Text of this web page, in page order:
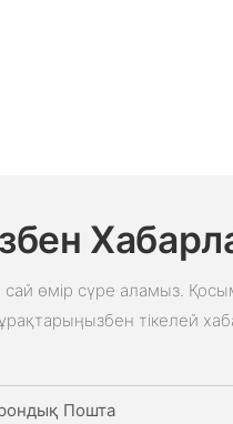
өмір сүре аламыз.
тікелей
Пошта